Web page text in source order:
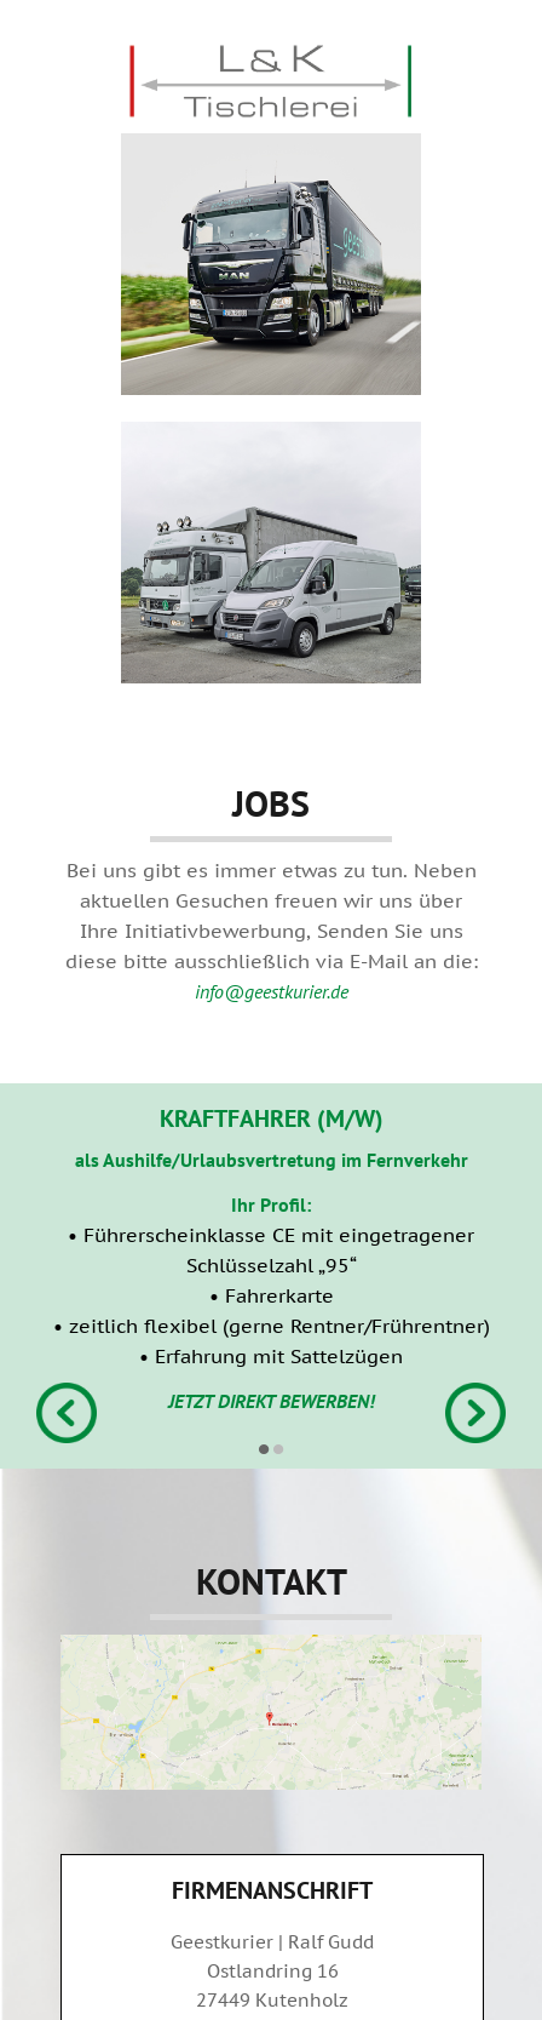
JOBS
Bei uns gibt es immer etwas zu tun. Neben
aktuellen Gesuchen freuen wir uns über
Ihre Initiativbewerbung, Senden Sie uns
diese bitte ausschließlich via E-Mail an die:
info@geestkurier.de
KRAFTFAHRER (M/W)
als Aushilfe/Urlaubsvertretung im Fernverkehr
Ihr Profil:
• Führerscheinklasse CE mit eingetragener
Schlüsselzahl „95“
• Fahrerkarte
• zeitlich flexibel (gerne Rentner/Frührentner)
• Erfahrung mit Sattelzügen
JETZT DIREKT BEWERBEN!
••
KONTAKT
FIRMENANSCHRIFT
Geestkurier | Ralf Gudd
Ostlandring 16
27449 Kutenholz